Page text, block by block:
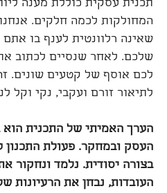
המחולקות לכמה חלקים.
שאינה רלוונטית לענף בו
שלכם. לאחר שנסיים לכתוב
לכם אוסף של קטעים שונים.
לתיאור זורם ועקבי, נקי וקל
הערך האמיתי של התכנית
העסק ובמחקר. פעולת התכנון
בצורה יסודית. נלמד ונחקור
העובדות, נבחן את הרעיונות